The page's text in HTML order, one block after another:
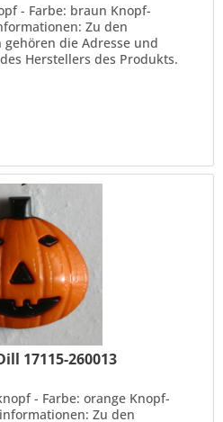
- Farbe: braun Knopf-
Zu den
die Adresse und
Herstellers des Produkts.
17115-260013
- Farbe: orange Knopf-
Zu den